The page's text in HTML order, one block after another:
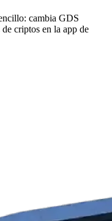
cambia GDS
criptos en la app de